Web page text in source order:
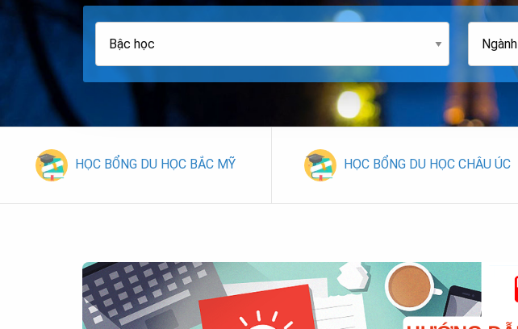
HỌC BỔNG DU HỌC BẮC MỸ HỌC BỔNG DU HỌC CHÂU ÚC